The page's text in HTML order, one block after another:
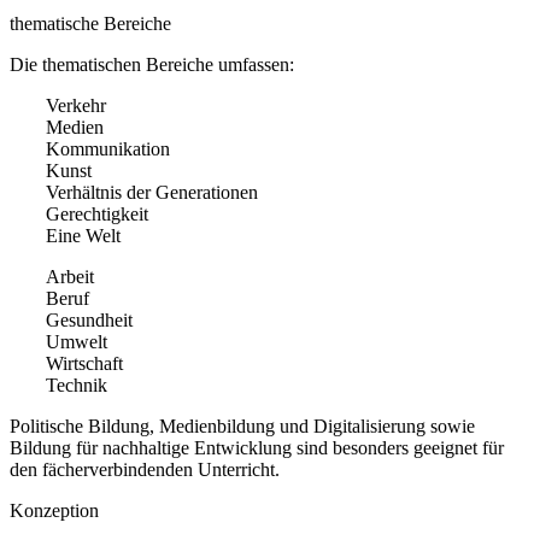
thematische Bereiche
Die thematischen Bereiche umfassen:
Verkehr
Medien
Kommunikation
Kunst
Verhältnis der Generationen
Gerechtigkeit
Eine Welt
Arbeit
Beruf
Gesundheit
Umwelt
Wirtschaft
Technik
Politische Bildung, Medienbildung und Digitalisierung sowie
Bildung für nachhaltige Entwicklung sind besonders geeignet für
den fächerverbindenden Unterricht.
Konzeption